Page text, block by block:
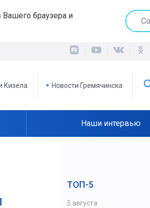
браузера и
Кизела Новости Гремячинска
Наши интервью
ТОП-5
5 августа